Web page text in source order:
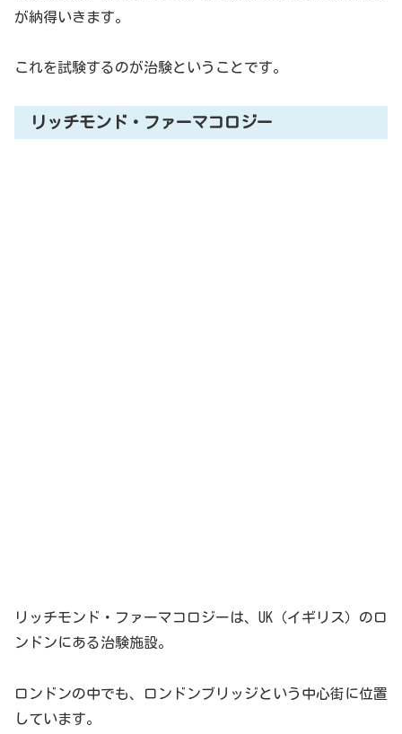
が納得いきます。
これを試験するのが治験ということです。
リッチモンド・ファーマコロジー
リッチモンド・ファーマコロジーは、UK（イギリス）のロ
ンドンにある治験施設。
ロンドンの中でも、ロンドンブリッジという中心街に位置
しています。